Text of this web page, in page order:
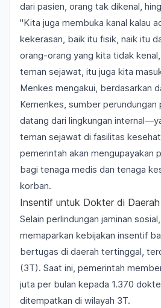
dari pasien, orang tak dikenal,
"Kita juga membuka kanal kalau
kekerasan, baik itu fisik, naik itu
orang-orang yang kita tidak
teman sejawat, itu juga kita
Menkes mengakui, berdasarkan
Kemenkes, sumber perundungan
datang dari lingkungan
teman sejawat di fasilitas
pemerintah akan mengupayakan
bagi tenaga medis dan tenaga
korban.
Insentif untuk Dokter di
Selain perlindungan jaminan
memaparkan kebijakan insentif
bertugas di daerah tertinggal,
(3T). Saat ini, pemerintah
juta per bulan kepada 1.370
ditempatkan di wilayah 3T.